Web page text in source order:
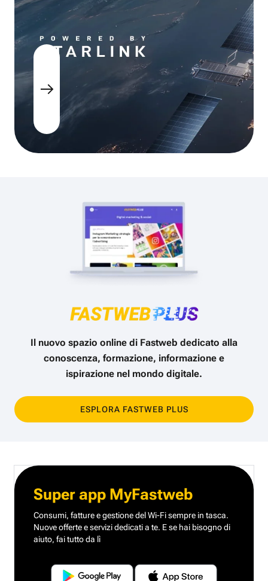
Il nuovo spazio online di Fastweb dedicato alla
conoscenza, formazione, informazione e
ispirazione nel mondo digitale.
ESPLORA FASTWEB PLUS
Super app MyFastweb
Consumi, fatture e gestione del Wi-Fi sempre in tasca.
Nuove offerte e servizi dedicati a te. E se hai bisogno di
aiuto, fai tutto da lì